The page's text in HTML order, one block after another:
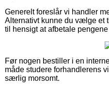
Generelt foreslår vi handler
Alternativt kunne du vælge et
til hensigt at afbetale
Før nogen bestiller i en
måde studere forhandlerens
særlig morsomt.